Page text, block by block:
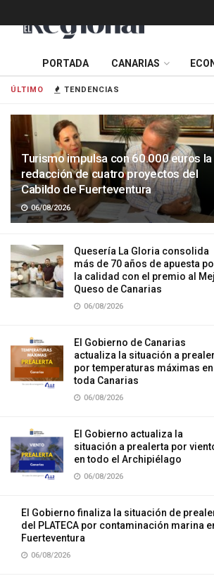
ÚLTIMO TENDENCIAS
Turismo impulsa con 60.000 euros la
redacción de cuatro proyectos del
Cabildo de Fuerteventura
06/08/2026
Quesería La Gloria consolida
más de 70 años de apuesta
la calidad con el premio al
Queso de Canarias
06/08/2026
El Gobierno de Canarias
actualiza la situación a
por temperaturas máximas en
toda Canarias
06/08/2026
El Gobierno actualiza la
situación a prealerta por
en todo el Archipiélago
06/08/2026
El Gobierno finaliza la situación de
del PLATECA por contaminación marina
Fuerteventura
06/08/2026
PORTADA CANARIAS